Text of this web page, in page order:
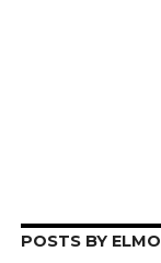
POSTS BY